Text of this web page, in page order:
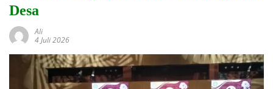
Desa
Ali
4 Juli 2026